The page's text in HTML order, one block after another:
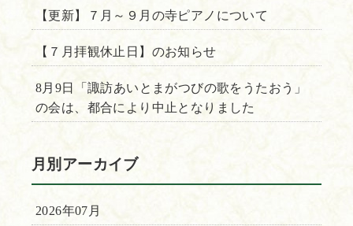
【更新】７月～９月の寺ピアノについて
【７月拝観休止日】のお知らせ
8月9日「諏訪あいとまがつびの歌をうたおう」
の会は、都合により中止となりました
月別アーカイブ
2026年07月